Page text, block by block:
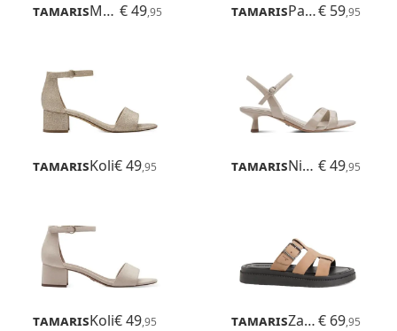
Tamaris Meliah € 49,95 Tamaris Paola€ 59,95
TamarisKoli€ 49,95 Tamaris Nickie € 49,95
TamarisKoli€ 49,95 Tamaris Zava€ 69,95